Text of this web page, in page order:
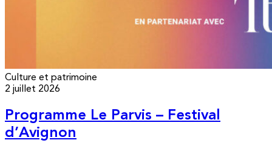
Culture et patrimoine
2 juillet 2026
Programme Le Parvis – Festival
d’Avignon